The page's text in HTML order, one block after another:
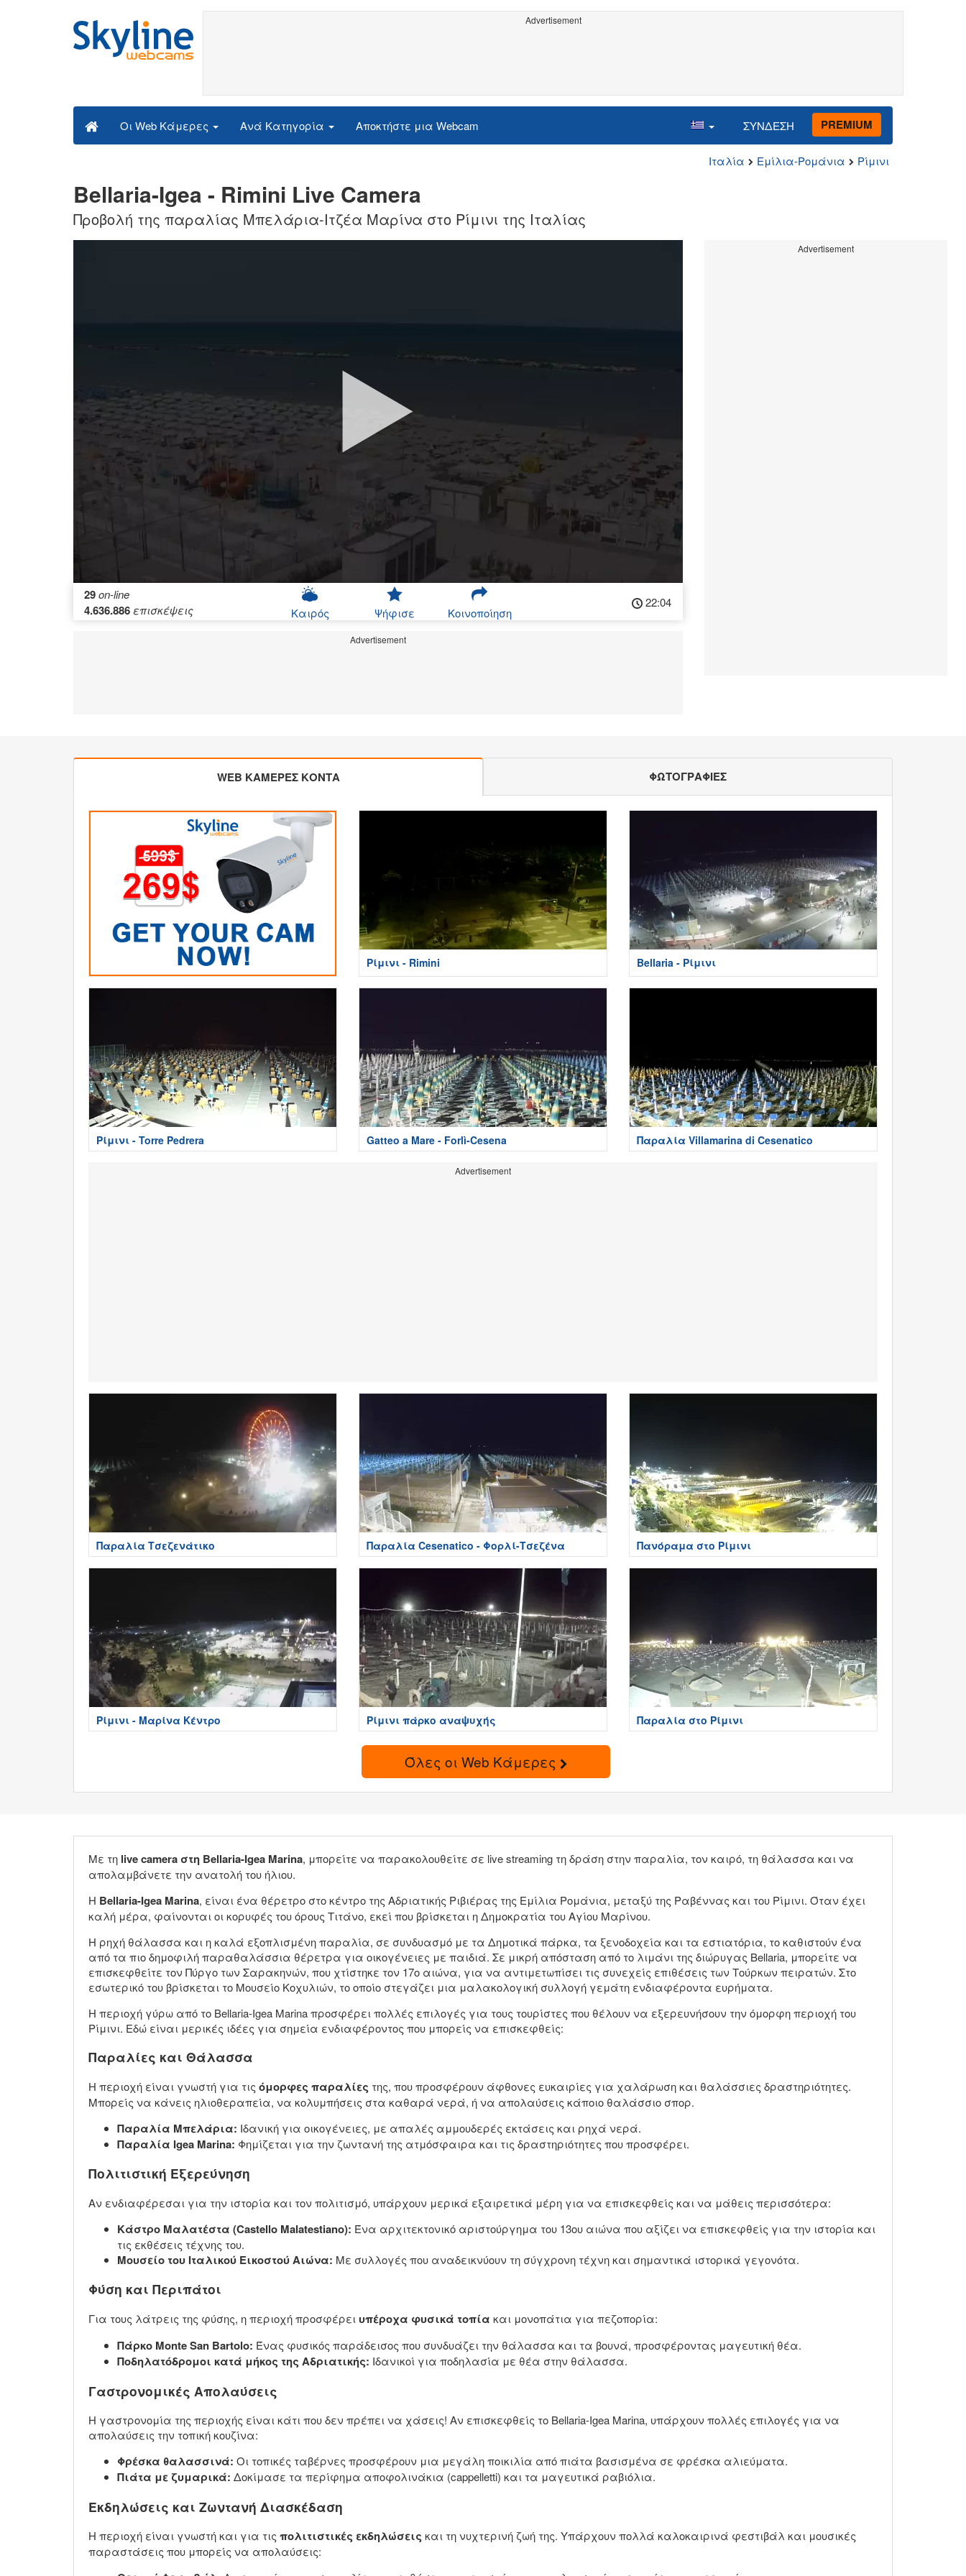
Advertisement
Οι Web Κάμερες Ανά Κατηγορία Αποκτήστε μια Webcam ΣΥΝΔΕΣΗ PREMIUM
Ιταλία Εμίλια-Ρομάνια Ρίμινι
Bellaria-Igea - Rimini Live Camera
Προβολή της παραλίας Μπελάρια-Ιτζέα Μαρίνα στο Ρίμινι της Ιταλίας
29on-line
4.636.886επισκέψεις Καιρός Ψήφισε Κοινοποίηση
22:04
Advertisement
Advertisement
WEB ΚΑΜΕΡΕΣ ΚΟΝΤΑ ΦΩΤΟΓΡΑΦΙΕΣ
Ρίμινι - Rimini Bellaria - Ρίμινι
Ρίμινι - Torre Pedrera Gatteo a Mare - Forlì-Cesena Παραλία Villamarina di Cesenatico
Advertisement
Παραλία Τσεζενάτικο Παραλία Cesenatico - Φορλί-Τσεζένα Πανόραμα στο Ρίμινι
Ρίμινι - Μαρίνα Κέντρο Ρίμινι πάρκο αναψυχής Παραλία στο Ρίμινι
Όλες οι Web Κάμερες
Με τη live camera στη Bellaria-Igea Marina, μπορείτε να παρακολουθείτε σε live streaming τη δράση στην παραλία, τον καιρό, τη θάλασσα και να
απολαμβάνετε την ανατολή του ήλιου.
Η Bellaria-Igea Marina, είναι ένα θέρετρο στο κέντρο της Αδριατικής Ριβιέρας της Εμίλια Ρομάνια, μεταξύ της Ραβέννας και του Ρίμινι. Όταν έχει
καλή μέρα, φαίνονται οι κορυφές του όρους Τιτάνο, εκεί που βρίσκεται η Δημοκρατία του Αγίου Μαρίνου.
Η ρηχή θάλασσα και η καλά εξοπλισμένη παραλία, σε συνδυασμό με τα Δημοτικά πάρκα, τα ξενοδοχεία και τα εστιατόρια, το καθιστούν ένα
από τα πιο δημοφιλή παραθαλάσσια θέρετρα για οικογένειες με παιδιά. Σε μικρή απόσταση από το λιμάνι της διώρυγας Bellaria, μπορείτε να
επισκεφθείτε τον Πύργο των Σαρακηνών, που χτίστηκε τον 17ο αιώνα, για να αντιμετωπίσει τις συνεχείς επιθέσεις των Τούρκων πειρατών. Στο
εσωτερικό του βρίσκεται το Μουσείο Κοχυλιών, το οποίο στεγάζει μια μαλακολογική συλλογή γεμάτη ενδιαφέροντα ευρήματα.
Η περιοχή γύρω από το Bellaria-Igea Marina προσφέρει πολλές επιλογές για τους τουρίστες που θέλουν να εξερευνήσουν την όμορφη περιοχή του
Ρίμινι. Εδώ είναι μερικές ιδέες για σημεία ενδιαφέροντος που μπορείς να επισκεφθείς:
Παραλίες και Θάλασσα
Η περιοχή είναι γνωστή για τις όμορφες παραλίες της, που προσφέρουν άφθονες ευκαιρίες για χαλάρωση και θαλάσσιες δραστηριότητες.
Μπορείς να κάνεις ηλιοθεραπεία, να κολυμπήσεις στα καθαρά νερά, ή να απολαύσεις κάποιο θαλάσσιο σπορ.
Παραλία Μπελάρια: Ιδανική για οικογένειες, με απαλές αμμουδερές εκτάσεις και ρηχά νερά.
Παραλία Igea Marina: Φημίζεται για την ζωντανή της ατμόσφαιρα και τις δραστηριότητες που προσφέρει.
Πολιτιστική Εξερεύνηση
Αν ενδιαφέρεσαι για την ιστορία και τον πολιτισμό, υπάρχουν μερικά εξαιρετικά μέρη για να επισκεφθείς και να μάθεις περισσότερα:
Κάστρο Μαλατέστα (Castello Malatestiano): Ένα αρχιτεκτονικό αριστούργημα του 13ου αιώνα που αξίζει να επισκεφθείς για την ιστορία και
τις εκθέσεις τέχνης του.
Μουσείο του Ιταλικού Εικοστού Αιώνα: Με συλλογές που αναδεικνύουν τη σύγχρονη τέχνη και σημαντικά ιστορικά γεγονότα.
Φύση και Περιπάτοι
Για τους λάτρεις της φύσης, η περιοχή προσφέρει υπέροχα φυσικά τοπία και μονοπάτια για πεζοπορία:
Πάρκο Monte San Bartolo: Ένας φυσικός παράδεισος που συνδυάζει την θάλασσα και τα βουνά, προσφέροντας μαγευτική θέα.
Ποδηλατόδρομοι κατά μήκος της Αδριατικής: Ιδανικοί για ποδηλασία με θέα στην θάλασσα.
Γαστρονομικές Απολαύσεις
Η γαστρονομία της περιοχής είναι κάτι που δεν πρέπει να χάσεις! Αν επισκεφθείς το Bellaria-Igea Marina, υπάρχουν πολλές επιλογές για να
απολαύσεις την τοπική κουζίνα:
Φρέσκα θαλασσινά: Οι τοπικές ταβέρνες προσφέρουν μια μεγάλη ποικιλία από πιάτα βασισμένα σε φρέσκα αλιεύματα.
Πιάτα με ζυμαρικά: Δοκίμασε τα περίφημα αποφολινάκια (cappelletti) και τα μαγευτικά ραβιόλια.
Εκδηλώσεις και Ζωντανή Διασκέδαση
Η περιοχή είναι γνωστή και για τις πολιτιστικές εκδηλώσεις και τη νυχτερινή ζωή της. Υπάρχουν πολλά καλοκαιρινά φεστιβάλ και μουσικές
παραστάσεις που μπορείς να απολαύσεις: